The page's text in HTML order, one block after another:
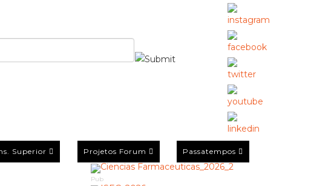
Superior Projetos Forum Passatempos
Pub